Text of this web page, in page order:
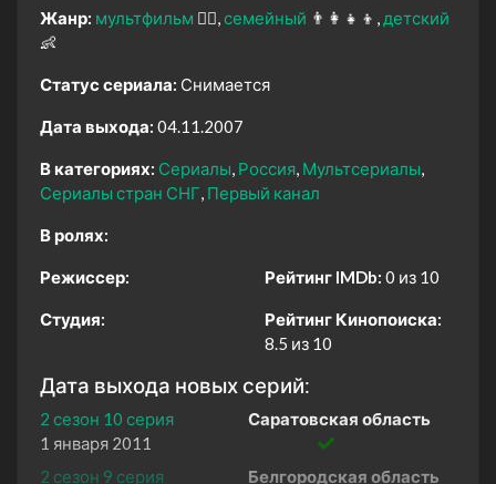
Жанр: мультфильм 🧚‍♀️ семейный 👨‍👩‍👧‍👦
детский
👶
Статус сериала: Снимается
Дата выхода: 04.11.2007
В категориях: Сериалы Россия Мультсериалы
Сериалы стран СНГ Первый канал
В ролях:
Режиссер:
Студия:
Рейтинг IMDb: 0 из 10
Рейтинг Кинопоиска:
8.5 из 10
Дата выхода новых серий:
2 сезон 10 серия
Саратовская область
1 января 2011
2 сезон 9 серия
Белгородская область